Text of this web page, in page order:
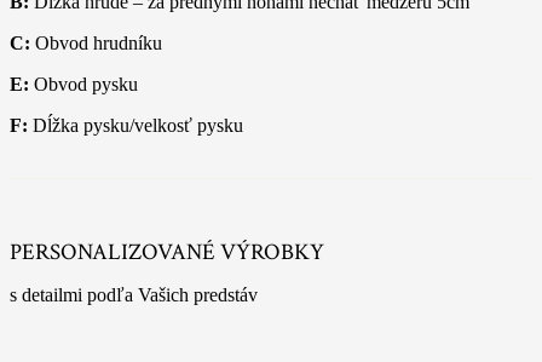
C: Obvod hrudníku
E: Obvod pysku
F: Dĺžka pysku/velkosť pysku
PERSONALIZOVANÉ VÝROBKY
s detailmi podľa Vašich predstáv